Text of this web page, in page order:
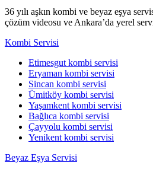
36 yılı aşkın kombi ve beyaz eşya
çözüm videosu ve Ankara’da yerel
Kombi Servisi
Etimesgut kombi servisi
Eryaman kombi servisi
Sincan kombi servisi
Ümitköy kombi servisi
Yaşamkent kombi servisi
Bağlıca kombi servisi
Çayyolu kombi servisi
Yenikent kombi servisi
Beyaz Eşya Servisi